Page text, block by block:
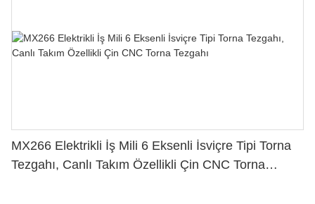
MX266 Elektrikli İş Mili 6 Eksenli İsviçre Tipi Torna
Tezgahı, Canlı Takım Özellikli Çin CNC Torna